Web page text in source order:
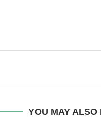
YOU MAY ALSO